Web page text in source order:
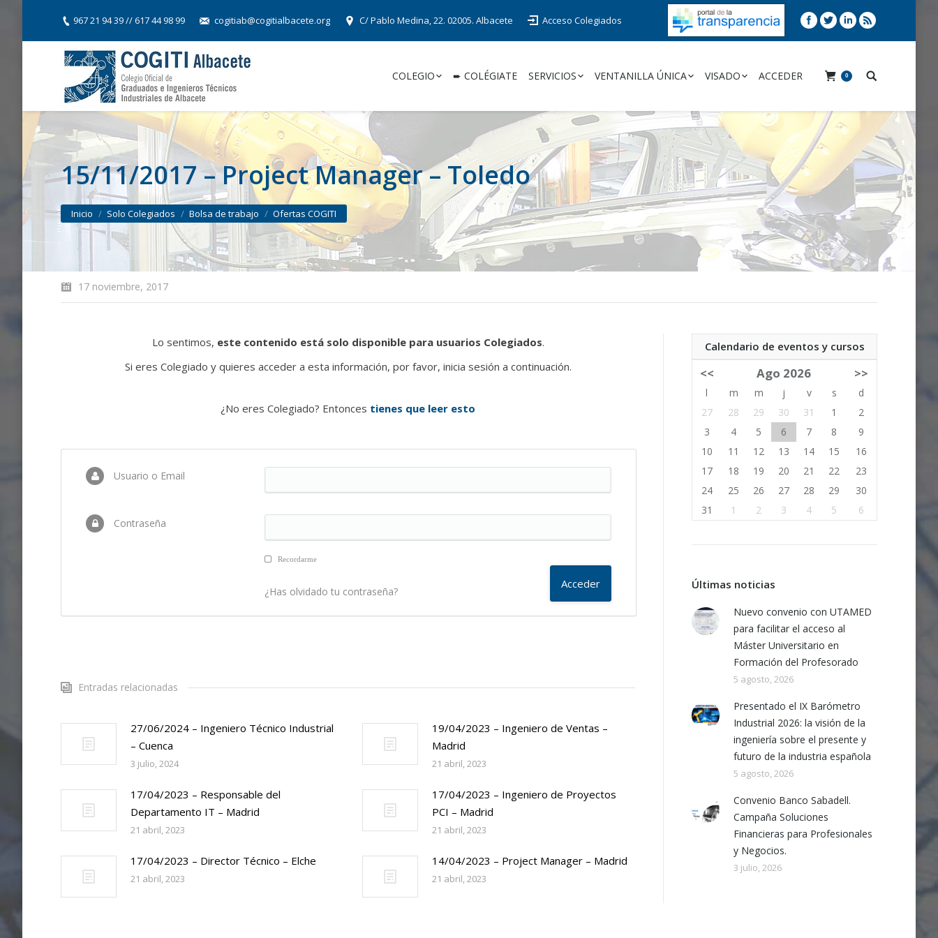
967 21 94 39 // 617 44 98 99 cogitiab@cogitialbacete.org C/ Pablo Medina, 22. 02005. Albacete Acceso Colegiados
COLEGIO ➨ COLÉGIATE SERVICIOS VENTANILLA ÚNICA VISADO ACCEDER 0
15/11/2017 – Project Manager – Toledo
You are here:
Inicio Solo Colegiados Bolsa de trabajo Ofertas COGITI
17 noviembre, 2017
Lo sentimos, este contenido está solo disponible para usuarios Colegiados.
Si eres Colegiado y quieres acceder a esta información, por favor, inicia sesión a continuación.
¿No eres Colegiado? Entonces tienes que leer esto
Usuario o Email
Contraseña
Recordarme
¿Has olvidado tu contraseña?
Entradas relacionadas
27/06/2024 – Ingeniero Técnico Industrial
– Cuenca
3 julio, 2024
19/04/2023 – Ingeniero de Ventas –
Madrid
21 abril, 2023
17/04/2023 – Responsable del
Departamento IT – Madrid
21 abril, 2023
17/04/2023 – Ingeniero de Proyectos
PCI – Madrid
21 abril, 2023
17/04/2023 – Director Técnico – Elche
21 abril, 2023
14/04/2023 – Project Manager – Madrid
21 abril, 2023
Calendario de eventos y cursos
<< Ago 2026 >>
l m m j v s
d
27
28 29 30 31 1
2
3
4 5 6 7 8
9
10
11 12 13 14 15
16
17
18 19 20 21 22
23
24
25 26 27 28 29
30
31
1 2 3 4 5 6
Últimas noticias
Nuevo convenio con UTAMED
para facilitar el acceso al
Máster Universitario en
Formación del Profesorado
5 agosto, 2026
Presentado el IX Barómetro
Industrial 2026: la visión de la
ingeniería sobre el presente y
futuro de la industria española
5 agosto, 2026
Convenio Banco Sabadell.
Campaña Soluciones
Financieras para Profesionales
y Negocios.
3 julio, 2026